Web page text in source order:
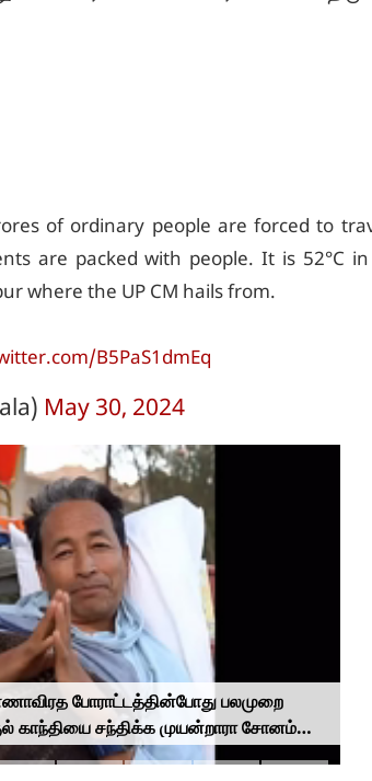
of ordinary people are forced to
are packed with people. It is 52°C
where the UP CM hails from.
B5PaS1dmEq
May 30, 2024
போராட்டத்தின்போது பலமுறை
காந்தியை சந்திக்க முயன்றாரா சோனம்
மனைவி.. ஆனால் பலனில்லை...